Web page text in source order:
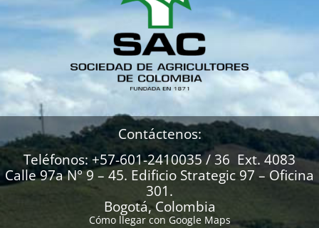
Contáctenos:
Teléfonos: +57-601-2410035 / 36 Ext. 4083
Calle 97a N° 9 – 45. Edificio Strategic 97 – Oficina
301.
Bogotá, Colombia
Cómo llegar con Google Maps